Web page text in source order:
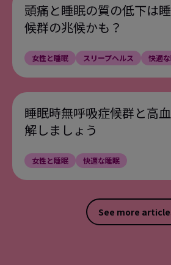
頭痛と睡眠の質の低下は
候群の兆候かも？
女性と睡眠 スリープヘルス 快適
睡眠時無呼吸症候群と高
解しましょう
女性と睡眠 快適な睡眠
See more